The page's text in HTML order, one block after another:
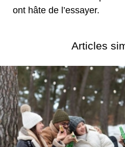
ont hâte de l’essayer.
Articles